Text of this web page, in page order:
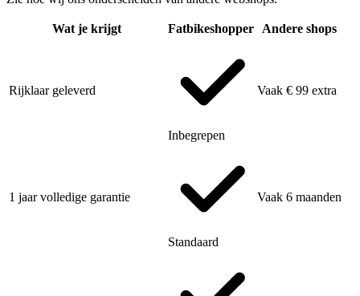
Wat je krijgt Fatbikeshopper Andere shops
Rijklaar geleverd
Inbegrepen
Vaak € 99 extra
1 jaar volledige garantie
Standaard
Vaak 6 maanden